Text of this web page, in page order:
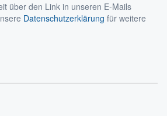
über den Link in unseren E-Mails
Datenschutzerklärung für weitere